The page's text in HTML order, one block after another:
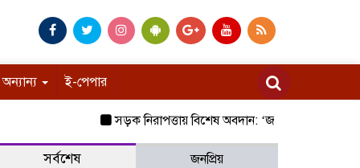
অন্যান্য ই-পেপার
সড়ক নিরাপত্তায় বিশেষ অবদান: ‘জাহানারা কাঞ্চন
সর্বশেষ
জনপ্রিয়